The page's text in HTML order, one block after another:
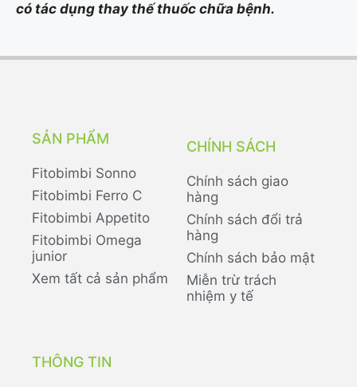
có tác dụng thay thế thuốc chữa bệnh.
SẢN PHẨM
Fitobimbi Sonno
Fitobimbi Ferro C
Fitobimbi Appetito
Fitobimbi Omega
junior
Xem tất cả sản phẩm
CHÍNH SÁCH
Chính sách giao
hàng
Chính sách đổi trả
hàng
Chính sách bảo mật
Miễn trừ trách
nhiệm y tế
THÔNG TIN